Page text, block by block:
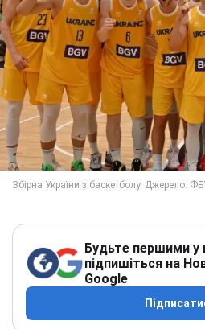
Будьте першими у
підпишіться на
Google